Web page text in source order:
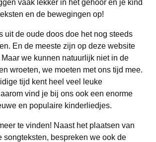
vaak lekker in het gehoor en je kind
en de bewegingen op!
uit de oude doos doe het nog steeds
En de meeste zijn op deze website
we kunnen natuurlijk niet in de
wroeten, we moeten met ons tijd mee.
tijd kent heel veel leuke
vind je bij ons ook een enorme
en populaire kinderliedjes.
te vinden! Naast het plaatsen van
songteksten, bespreken we ook de